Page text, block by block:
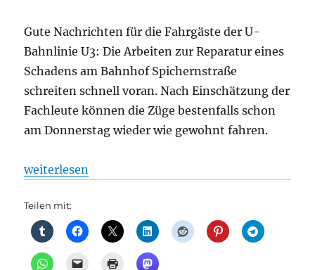
Gute Nachrichten für die Fahrgäste der U-
Bahnlinie U3: Die Arbeiten zur Reparatur eines
Schadens am Bahnhof Spichernstraße
schreiten schnell voran. Nach Einschätzung der
Fachleute können die Züge bestenfalls schon
am Donnerstag wieder wie gewohnt fahren.
„U-Bahn: Aktuelle Information zur Betriebsstörung
weiterlesen
Teilen mit: